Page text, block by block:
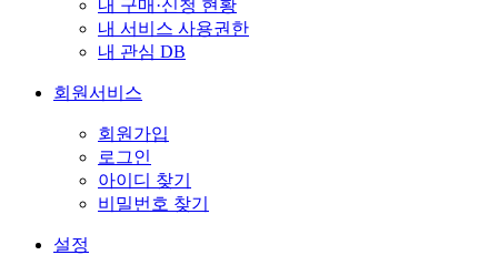
내 구매·신청 현황
내 서비스 사용권한
내 관심 DB
회원서비스
회원가입
로그인
아이디 찾기
비밀번호 찾기
설정